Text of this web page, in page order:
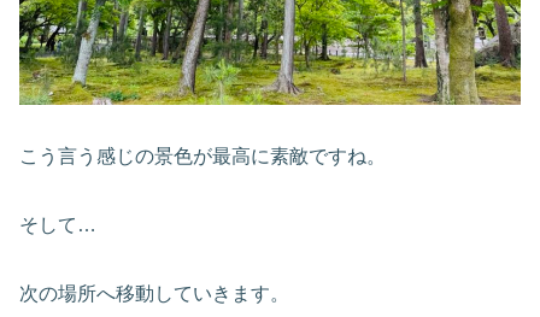
こう言う感じの景色が最高に素敵ですね。
そして…
次の場所へ移動していきます。